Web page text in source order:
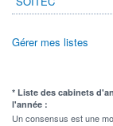
Gérer mes listes
* Liste des cabinets
l'année :
Un consensus est une